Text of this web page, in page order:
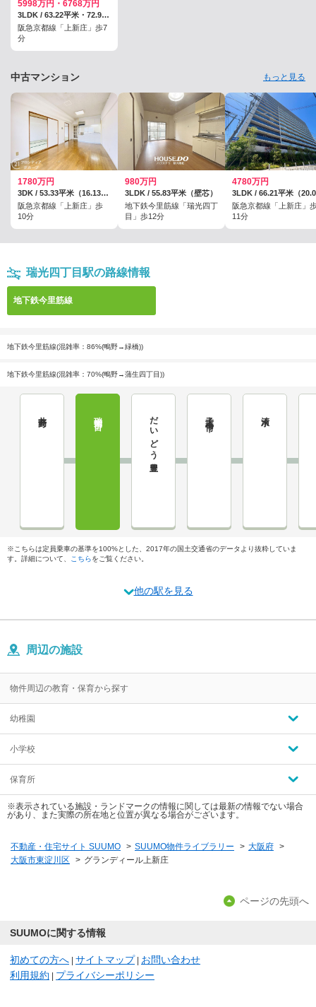
5998万円・6768万円
3LDK / 63.22平米・72.96平米
阪急京都線「上新庄」歩7
分
中古マンション もっと見る
1780万円
3DK / 53.33平米（16.13坪）（壁芯）
阪急京都線「上新庄」歩
10分
980万円
3LDK / 55.83平米（壁芯）
地下鉄今里筋線「瑞光四丁
目」歩12分
4780万円
阪急京都線「上新庄」
11分
瑞光四丁目駅の路線情報
地下鉄今里筋線
地下鉄今里筋線(混雑率：86%(鴫野→緑橋))
地下鉄今里筋線(混雑率：70%(鴫野→蒲生四丁目))
だいどう豊里
※こちらは定員乗車の基準を100%とした、2017年の国土交通省のデータより抜粋していま
す。詳細について、
こちらをご覧ください。
他の駅を見る
周辺の施設
物件周辺の教育・保育から探す
幼稚園
小学校
保育所
※表示されている施設・ランドマークの情報に関しては最新の情報でない場合
があり、また実際の所在地と位置が異なる場合がございます。
不動産・住宅サイト SUUMO > SUUMO物件ライブラリー > 大阪府 >
大阪市東淀川区
> グランディール上新庄
ページの先頭へ
SUUMOに関する情報
初めての方へ サイトマップ
お問い合わせ
利用規約
プライバシーポリシー